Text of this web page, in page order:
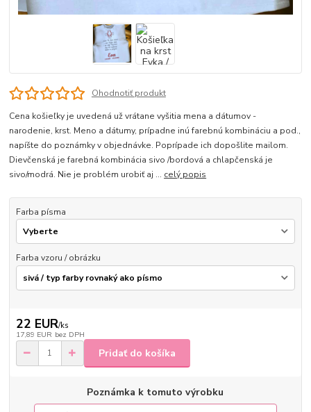
Ohodnotiť produkt
Cena košieľky je uvedená už vrátane vyšitia mena a dátumov -
narodenie, krst. Meno a dátumy, prípadne inú farebnú kombináciu a pod.,
napíšte do poznámky v objednávke. Poprípade ich dopošlite mailom.
Dievčenská je farebná kombinácia sivo /bordová a chlapčenská je
sivo/modrá. Nie je problém urobiť aj ... celý popis
Farba písma
Farba vzoru / obrázku
22 EUR/ks
17,89 EUR bez DPH
Pridať do košíka
Poznámka k tomuto výrobku